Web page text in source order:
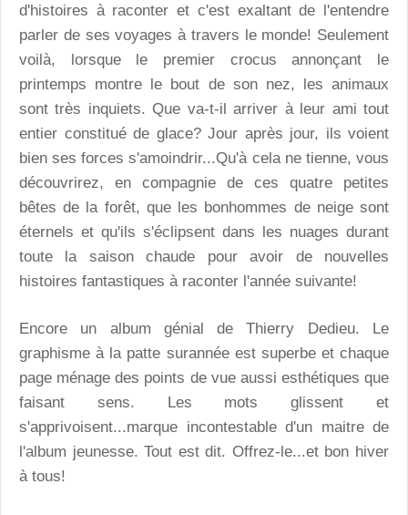
d'histoires à raconter et c'est exaltant de l'entendre
parler de ses voyages à travers le monde! Seulement
voilà, lorsque le premier crocus annonçant le
printemps montre le bout de son nez, les animaux
sont très inquiets. Que va-t-il arriver à leur ami tout
entier constitué de glace? Jour après jour, ils voient
bien ses forces s'amoindrir...Qu'à cela ne tienne, vous
découvrirez, en compagnie de ces quatre petites
bêtes de la forêt, que les bonhommes de neige sont
éternels et qu'ils s'éclipsent dans les nuages durant
toute la saison chaude pour avoir de nouvelles
histoires fantastiques à raconter l'année suivante!
Encore un album génial de Thierry Dedieu. Le
graphisme à la patte surannée est superbe et chaque
page ménage des points de vue aussi esthétiques que
faisant sens. Les mots glissent et
s'apprivoisent...marque incontestable d'un maitre de
l'album jeunesse. Tout est dit. Offrez-le...et bon hiver
à tous!